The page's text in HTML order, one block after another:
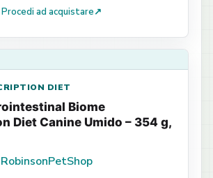
Procedi ad acquistare↗
DIET
Biome
Diet Canine Umido – 354 g,
RobinsonPetShop